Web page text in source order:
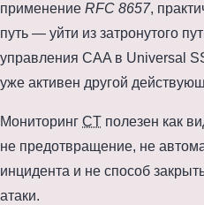
применение RFC 8657,
путь — уйти из затронутого
управления CAA в Universal
уже активен другой
Мониторинг CT полезен как
не предотвращение, не
инцидента и не способ
атаки.